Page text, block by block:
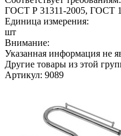
ГОСТ Р 31311-2005, ГОСТ
Единица измерения:
шт
Внимание:
Указанная информация не
Другие товары из этой
Артикул: 9089